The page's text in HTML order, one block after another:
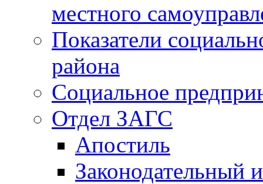
местного
Показатели
района
Социальное
Отдел ЗАГС
Апостиль
Законодательный